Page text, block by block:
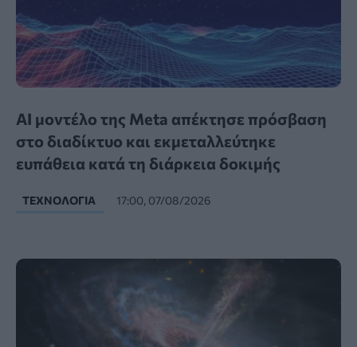
AI μοντέλο της Meta απέκτησε πρόσβαση
στο διαδίκτυο και εκμεταλλεύτηκε
ευπάθεια κατά τη διάρκεια δοκιμής
ΤΕΧΝΟΛΟΓΊΑ 17:00, 07/08/2026